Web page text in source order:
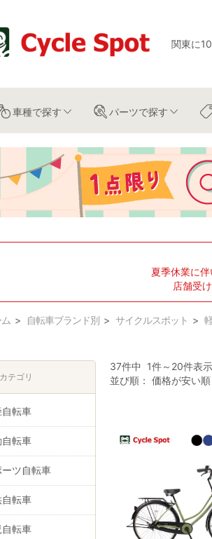
関東に
車種で探す パーツで探す
夏季休業に
店舗受
自転車ブランド別 サイクルスポット
37件中 1件～20件表示
並び順：価格が安い順
テゴリ
転車
自転車
ーツ自転車
転車
転車